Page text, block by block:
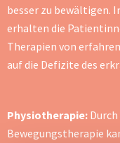
besser zu bewältigen.
erhalten die
Therapien von
auf die Defizite des
Physiotherapie:
Bewegungstherapie